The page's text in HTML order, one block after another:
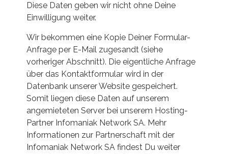
Diese Daten geben wir nicht ohne Deine
Einwilligung weiter.
Wir bekommen eine Kopie Deiner Formular-
Anfrage per E-Mail zugesandt (siehe
vorheriger Abschnitt). Die eigentliche Anfrage
über das Kontaktformular wird in der
Datenbank unserer Website gespeichert.
Somit liegen diese Daten auf unserem
angemieteten Server bei unserem Hosting-
Partner Infomaniak Network SA. Mehr
Informationen zur Partnerschaft mit der
Infomaniak Network SA findest Du weiter